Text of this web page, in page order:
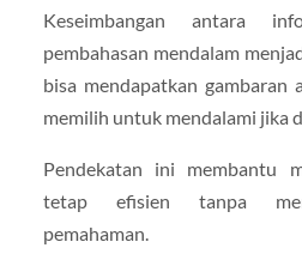
Keseimbangan antara
pembahasan mendalam
bisa mendapatkan gambaran
memilih untuk mendalami jika
Pendekatan ini membantu
tetap efisien tanpa
pemahaman.